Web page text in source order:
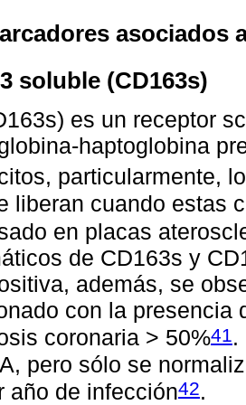
asociados
soluble (CD163s)
es un receptor
haptoglobina
particularmente,
liberan cuando estas
en placas
de CD163s y
además, se
con la presencia
coronaria > 50%41 .
pero sólo se
año de infección42.